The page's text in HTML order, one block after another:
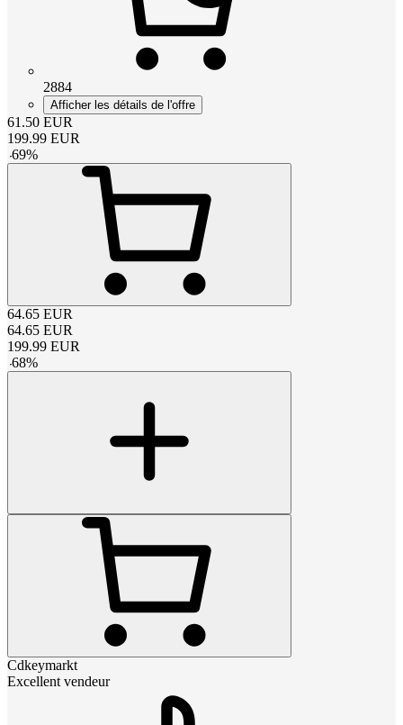
2884
Afficher les détails de l'offre
61.50 EUR
199.99 EUR
-69%
64.65 EUR
64.65 EUR
199.99 EUR
-68%
Cdkeymarkt
Excellent vendeur